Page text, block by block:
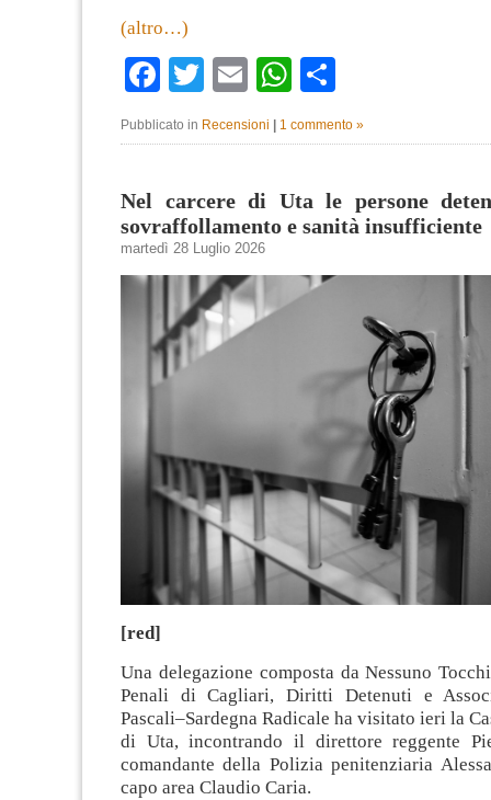
(altro…)
Facebook
TwitterEmailWhatsApp
Pubblicato in Recensioni 1 commento »
Nel carcere di Uta le persone
sovraffollamento e sanità insufficiente
martedì 28 Luglio 2026
[red]
Una delegazione composta da Nessuno
Penali di Cagliari, Diritti Detenuti e
Pascali–Sardegna Radicale ha visitato ieri la
di Uta, incontrando il direttore reggente
comandante della Polizia penitenziaria
capo area Claudio Caria.